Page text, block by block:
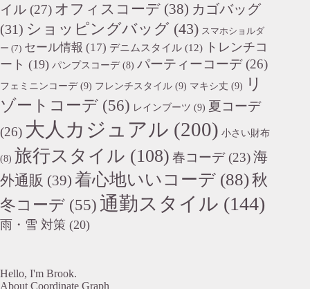
イル (27) オフィスコーデ (38) カゴバッグ
(31) ショッピングバッグ (43) スマホショルダ
ー (7) セール情報 (17) デニムスタイル (12)
トレンチコ
ート (19) パンプスコーデ(8) パーティーコーデ(26)
フェミニンコーデ(9) フレンチスタイル (9) マキシ丈 (9)
リ
ゾートコーデ (56) レインブーツ (9) 夏コーデ
(26) 大人カジュアル (200) 小さい財布
(8) 旅行スタイル (108) 春コーデ(23)海
外通販 (39) 着心地いいコーデ (88)秋
冬コーデ (55) 通勤スタイル (144)
雨・雪 対策 (20)
Hello, I'm Brook.
About Coordinate Graph